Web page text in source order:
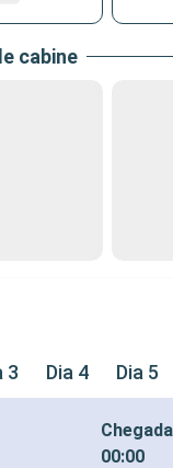
cabine
3 Dia 4 Dia 5
Chegada
00:00